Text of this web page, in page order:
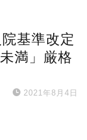
基準改定
満」厳格
2021年8月4日